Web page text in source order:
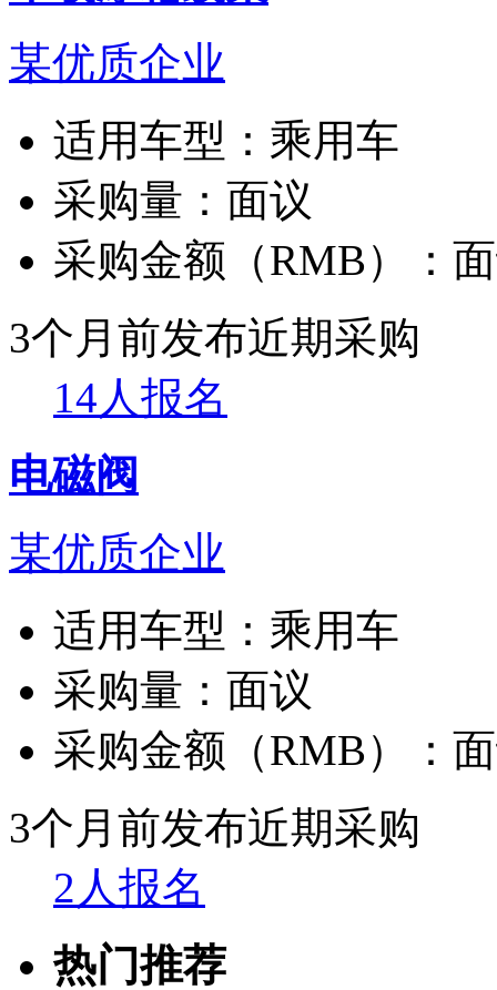
某优质企业
适用车型： 乘用车
采购量： 面议
采购金额（RMB）：
3个月前发布近期采购
14人报名
电磁阀
某优质企业
适用车型： 乘用车
采购量： 面议
采购金额（RMB）：
3个月前发布近期采购
2人报名
热门推荐